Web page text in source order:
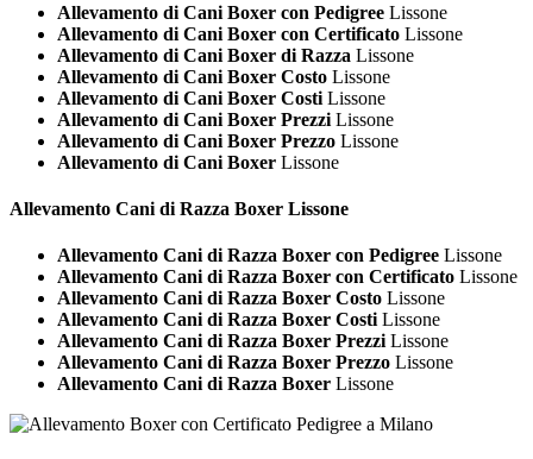
Allevamento di Cani Boxer con Pedigree Lissone
Allevamento di Cani Boxer con Certificato Lissone
Allevamento di Cani Boxer di Razza Lissone
Allevamento di Cani Boxer Costo Lissone
Allevamento di Cani Boxer Costi Lissone
Allevamento di Cani Boxer Prezzi Lissone
Allevamento di Cani Boxer Prezzo Lissone
Allevamento di Cani Boxer Lissone
Allevamento Cani di Razza Boxer Lissone
Allevamento Cani di Razza Boxer con Pedigree Lissone
Allevamento Cani di Razza Boxer con Certificato Lissone
Allevamento Cani di Razza Boxer Costo Lissone
Allevamento Cani di Razza Boxer Costi Lissone
Allevamento Cani di Razza Boxer Prezzi Lissone
Allevamento Cani di Razza Boxer Prezzo Lissone
Allevamento Cani di Razza Boxer Lissone